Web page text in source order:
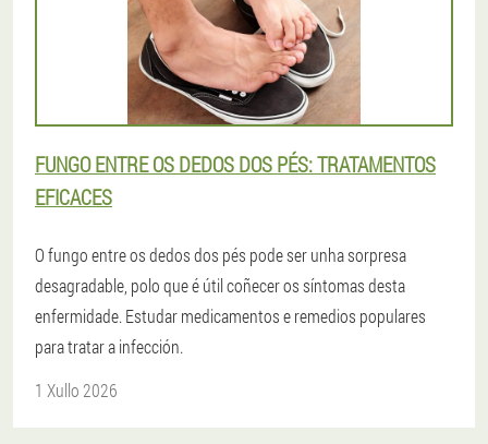
FUNGO ENTRE OS DEDOS DOS PÉS: TRATAMENTOS
EFICACES
O fungo entre os dedos dos pés pode ser unha sorpresa
desagradable, polo que é útil coñecer os síntomas desta
enfermidade. Estudar medicamentos e remedios populares
para tratar a infección.
1 Xullo 2026